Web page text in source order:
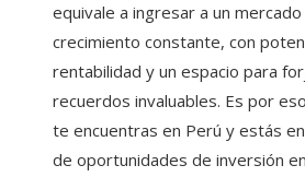
equivale a ingresar a un mercado
crecimiento constante, con
rentabilidad y un espacio para
recuerdos invaluables. Es por
te encuentras en Perú y estás
de oportunidades de inversión